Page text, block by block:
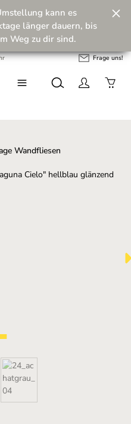
💪
kann es
länger dauern, bis
Weg zu dir sind.
Frage uns!
Wandfliesen